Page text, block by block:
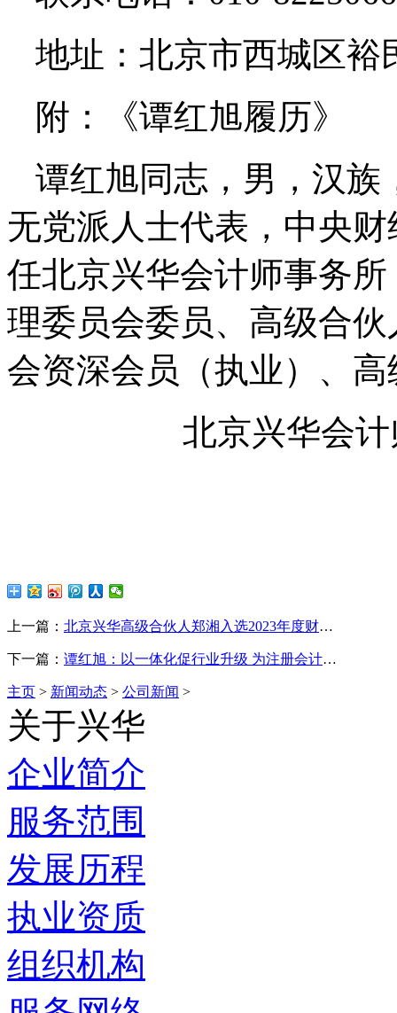
地址：北京市西城区裕
附：《谭红旭履历》
谭红旭同志，男，汉族
无党派人士代表，中央
任北京兴华会计师事务
理委员会委员、高级合
会资深会员（执业）、
北京兴华会
上一篇： 北京兴华高级合伙人郑湘入选2023年度财政部高层次财会人才素质提升工程
下一篇： 谭红旭：以一体化促行业升级 为注册会计师建功新时代赋能
主页 > 新闻动态 > 公司新闻 >
关于兴华
企业简介
服务范围
发展历程
执业资质
组织机构